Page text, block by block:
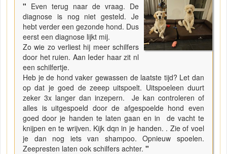
" Even terug naar de vraag. De
diagnose is nog niet gesteld. Je
hebt verder een gezonde hond. Dus
eerst een diagnose lijkt mij.
Zo wie zo verliest hij meer schilfers
door het ruien. Aan Ieder haar zit nl
een schilfertje.
Heb je de hond vaker gewassen de laatste tijd? Let dan
op dat je goed de zeeep uitspoelt. Uitspoeleen duurt
zeker 3x langer dan inzepern. Je kan controleren of
alles is uitgespoeld door de afgespoelde hond even
goed door je handen te laten gaan en in de vacht te
knijpen en te wrijven. Kijk dqn in je handen. . Zie of voel
je dan nog iets van shampoo. Opnieuw spoelen.
Zeepresten laten ook schilfers achter. "